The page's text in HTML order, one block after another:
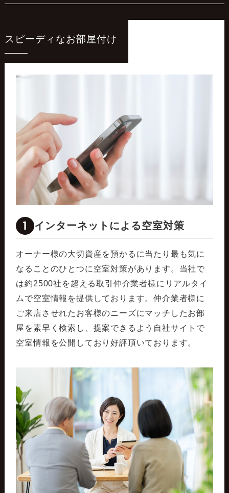
スピーディなお部屋付け
1 インターネットによる空室対策
オーナー様の大切資産を預かるに当たり最も気に
なることのひとつに空室対策があります。当社で
は約2500社を超える取引仲介業者様にリアルタイ
ムで空室情報を提供しております。仲介業者様に
ご来店させれたお客様のニーズにマッチしたお部
屋を素早く検索し、提案できるよう自社サイトで
空室情報を公開しており好評頂いております。